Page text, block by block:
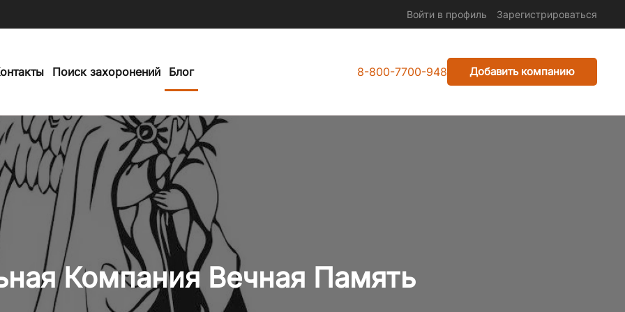
Войти в профиль Зарегистрироваться
Поиск захоронений Блог 8-800-7700-948 Добавить компанию
Компания Вечная Память